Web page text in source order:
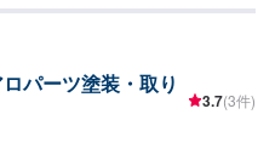
安な点はしっかり伺い、丁寧に説明
フターサポート【代車について】作
お出しすることもできますので事前
がお選びいただけ、ほぼすべてに
パーツ塗装・取り
3.7(3件)